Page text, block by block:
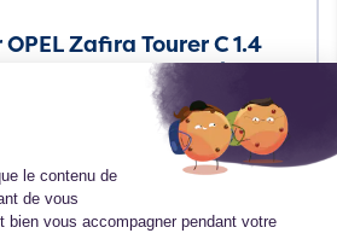
Zafira Tourer C 1.4
5004S - SL Turbo
€ 340,00 € TTC
En stock